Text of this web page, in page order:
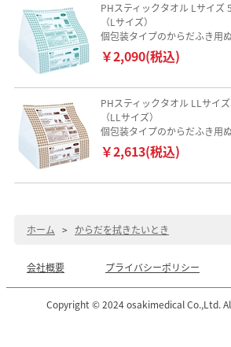
PHスティックタオル Lサイズ
（Lサイズ）
個包装タイプのからだふき用
￥2,090(税込)
PHスティックタオル LLサイ
（LLサイズ）
個包装タイプのからだふき用
￥2,613(税込)
ホーム > からだを拭きたいとき
会社概要 プライバシーポリシー
Copyright © 2024 osakimedical Co.,Ltd.